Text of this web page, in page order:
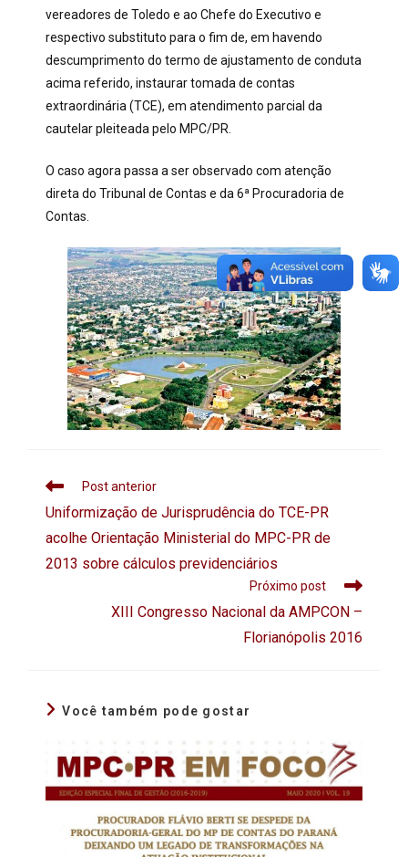
vereadores de Toledo e ao Chefe do Executivo e
respectivo substituto para o fim de, em havendo
descumprimento do termo de ajustamento de conduta
acima referido, instaurar tomada de contas
extraordinária (TCE), em atendimento parcial da
cautelar pleiteada pelo MPC/PR.
O caso agora passa a ser observado com atenção
direta do Tribunal de Contas e da 6ª Procuradoria de
Contas.
Post anterior
Uniformização de Jurisprudência do TCE-PR
acolhe Orientação Ministerial do MPC-PR de
2013 sobre cálculos previdenciários
Próximo post
XIII Congresso Nacional da AMPCON –
Florianópolis 2016
Você também pode gostar